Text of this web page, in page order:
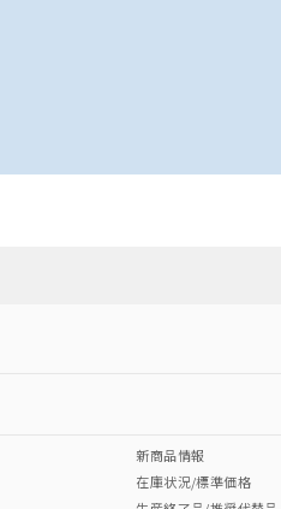
新商品情報
在庫状況/標準価格